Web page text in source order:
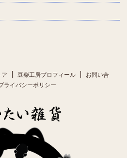
豆柴工房プロフィール
お問い合
ライバシーポリシー